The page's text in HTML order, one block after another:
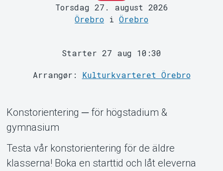
Om Tickster
Torsdag 27. august 2026
Örebro i Örebro
Starter 27 aug 10:30
Arrangør: Kulturkvarteret Örebro
Konstorientering ─ för högstadium &
gymnasium
Testa vår konstorientering för de äldre
klasserna! Boka en starttid och låt eleverna